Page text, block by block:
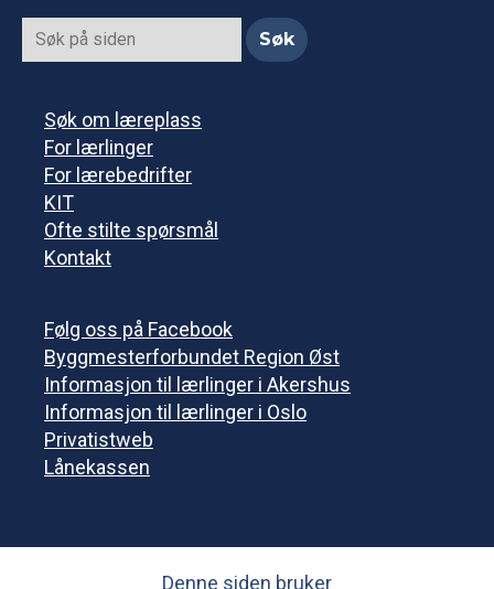
Søk om læreplass
For lærlinger
For lærebedrifter
KIT
Ofte stilte spørsmål
Kontakt
Følg oss på Facebook
Byggmesterforbundet Region Øst
Informasjon til lærlinger i Akershus
Informasjon til lærlinger i Oslo
Privatistweb
Lånekassen
Denne siden bruker